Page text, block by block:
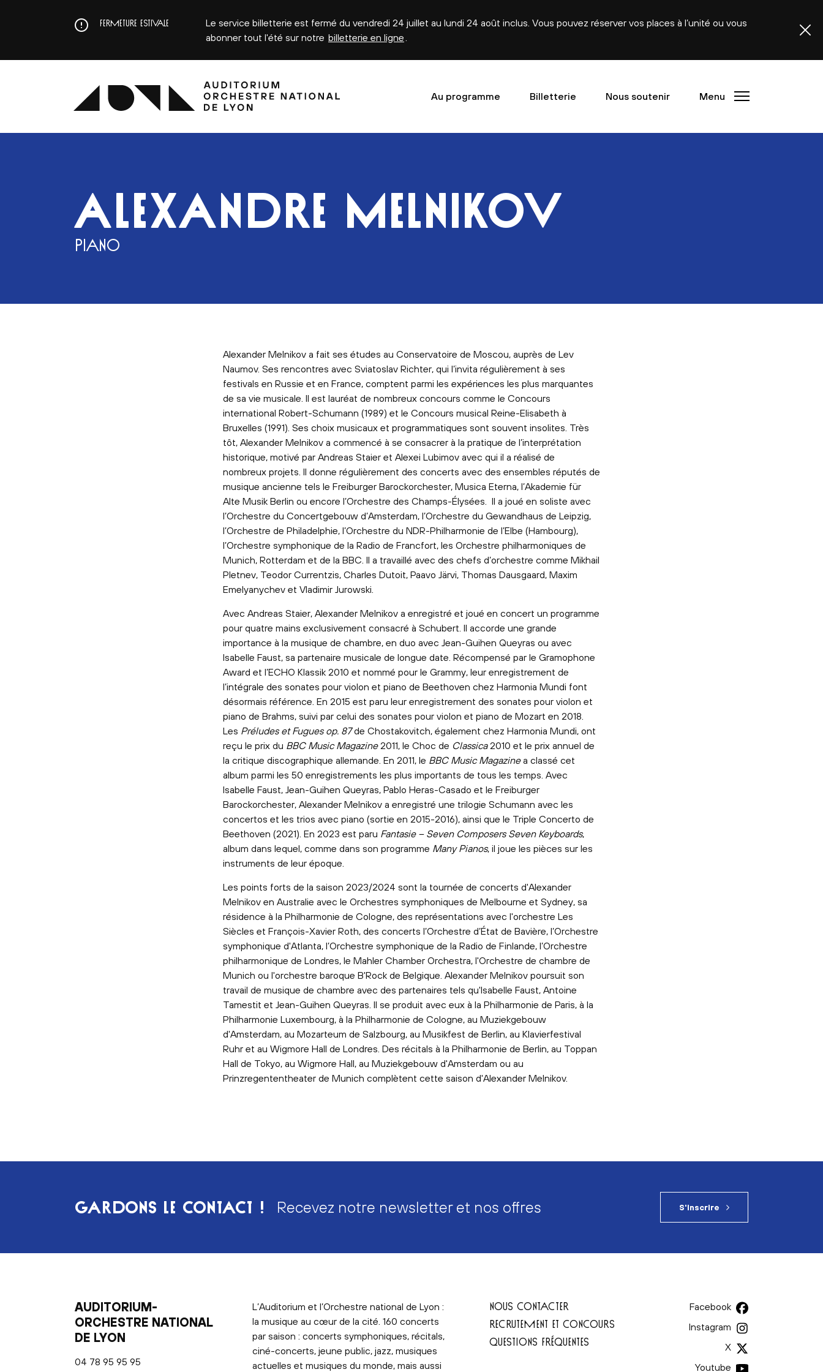
FERMETURE ESTIVALE
Le service billetterie est fermé du vendredi 24 juillet au lundi 24 août inclus. Vous pouvez réserver vos places à l’unité ou vous
abonner tout l'été sur notre billetterie en ligne
Au programme Billetterie Nous soutenir Menu
ALEXANDRE MELNIKOV
PIANO
Alexander Melnikov a fait ses études au Conservatoire de Moscou, auprès de Lev
Naumov. Ses rencontres avec Sviatoslav Richter, qui l’invita régulièrement à ses
festivals en Russie et en France, comptent parmi les expériences les plus marquantes
de sa vie musicale. Il est lauréat de nombreux concours comme le Concours
international Robert-Schumann (1989) et le Concours musical Reine-Elisabeth à
Bruxelles (1991). Ses choix musicaux et programmatiques sont souvent insolites. Très
tôt, Alexander Melnikov a commencé à se consacrer à la pratique de l’interprétation
historique, motivé par Andreas Staier et Alexei Lubimov avec qui il a réalisé de
nombreux projets. Il donne régulièrement des concerts avec des ensembles réputés de
musique ancienne tels le Freiburger Barockorchester, Musica Eterna, l’Akademie für
Alte Musik Berlin ou encore l’Orchestre des Champs-Élysées. Il a joué en soliste avec
l’Orchestre du Concertgebouw d’Amsterdam, l’Orchestre du Gewandhaus de Leipzig,
l’Orchestre de Philadelphie, l’Orchestre du NDR-Philharmonie de l’Elbe (Hambourg),
l’Orchestre symphonique de la Radio de Francfort, les Orchestre philharmoniques de
Munich, Rotterdam et de la BBC. Il a travaillé avec des chefs d’orchestre comme Mikhail
Pletnev, Teodor Currentzis, Charles Dutoit, Paavo Järvi, Thomas Dausgaard, Maxim
Emelyanychev et Vladimir Jurowski.
Avec Andreas Staier, Alexander Melnikov a enregistré et joué en concert un programme
pour quatre mains exclusivement consacré à Schubert. Il accorde une grande
importance à la musique de chambre, en duo avec Jean-Guihen Queyras ou avec
Isabelle Faust, sa partenaire musicale de longue date. Récompensé par le Gramophone
Award et l’ECHO Klassik 2010 et nommé pour le Grammy, leur enregistrement de
l’intégrale des sonates pour violon et piano de Beethoven chez Harmonia Mundi font
désormais référence. En 2015 est paru leur enregistrement des sonates pour violon et
piano de Brahms, suivi par celui des sonates pour violon et piano de Mozart en 2018.
Les Préludes et Fugues op. 87de Chostakovitch, également chez Harmonia Mundi, ont
reçu le prix du BBC Music Magazine2011, le Choc de Classica 2010 et le prix annuel de
la critique discographique allemande. En 2011, le BBC Music Magazinea classé cet
album parmi les 50 enregistrements les plus importants de tous les temps. Avec
Isabelle Faust, Jean-Guihen Queyras, Pablo Heras-Casado et le Freiburger
Barockorchester, Alexander Melnikov a enregistré une trilogie Schumann avec les
concertos et les trios avec piano (sortie en 2015-2016), ainsi que le Triple Concerto de
Beethoven (2021). En 2023 est paru Fantasie – Seven Composers Seven Keyboards,
album dans lequel, comme dans son programme Many Pianos, il joue les pièces sur les
instruments de leur époque.
Les points forts de la saison 2023/2024 sont la tournée de concerts d'Alexander
Melnikov en Australie avec le Orchestres symphoniques de Melbourne et Sydney, sa
résidence à la Philharmonie de Cologne, des représentations avec l'orchestre Les
Siècles et François-Xavier Roth, des concerts l’Orchestre d’État de Bavière, l’Orchestre
symphonique d'Atlanta, l’Orchestre symphonique de la Radio de Finlande, l’Orchestre
philharmonique de Londres, le Mahler Chamber Orchestra, l'Orchestre de chambre de
Munich ou l'orchestre baroque B'Rock de Belgique. Alexander Melnikov poursuit son
travail de musique de chambre avec des partenaires tels qu'Isabelle Faust, Antoine
Tamestit et Jean-Guihen Queyras. Il se produit avec eux à la Philharmonie de Paris, à la
Philharmonie Luxembourg, à la Philharmonie de Cologne, au Muziekgebouw
d'Amsterdam, au Mozarteum de Salzbourg, au Musikfest de Berlin, au Klavierfestival
Ruhr et au Wigmore Hall de Londres. Des récitals à la Philharmonie de Berlin, au Toppan
Hall de Tokyo, au Wigmore Hall, au Muziekgebouw d'Amsterdam ou au
Prinzregententheater de Munich complètent cette saison d'Alexander Melnikov.
GARDONS LE CONTACT ! Recevez notre newsletter et nos offres S'inscrire
AUDITORIUM-
ORCHESTRE NATIONAL
DE LYON
04 78 95 95 95
L’Auditorium et l’Orchestre national de Lyon :
la musique au cœur de la cité. 160 concerts
par saison : concerts symphoniques, récitals,
ciné-concerts, jeune public, jazz, musiques
actuelles et musiques du monde, mais aussi
NOUS CONTACTER
RECRUTEMENT ET CONCOURS
QUESTIONS FRÉQUENTES
Facebook
Instagram
X
Youtube